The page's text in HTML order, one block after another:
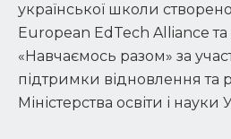
української школи
European EdTech Alliance
«Навчаємось разом» за
підтримки відновлення та
Міністерства освіти і науки